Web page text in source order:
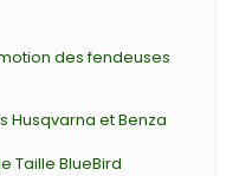
des fendeuses
Husqvarna et Benza
Taille BlueBird